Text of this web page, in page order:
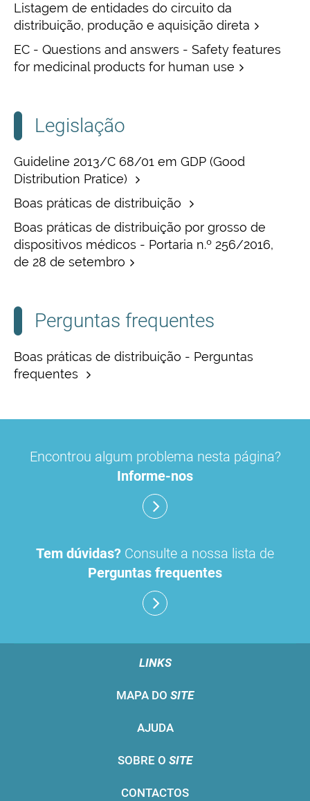
Listagem de entidades do circuito da
distribuição, produção e aquisição direta
EC - Questions and answers - Safety features
for medicinal products for human use
Legislação
Guideline 2013/C 68/01 em GDP (Good
Distribution Pratice)
Boas práticas de distribuição
Boas práticas de distribuição por grosso de
dispositivos médicos - Portaria n.º 256/2016,
de 28 de setembro
Perguntas frequentes
Boas práticas de distribuição - Perguntas
frequentes
Encontrou algum problema nesta página?
Informe-nos
Tem dúvidas? Consulte a nossa lista de
Perguntas frequentes
LINKS
MAPA DO SITE
AJUDA
SOBRE O SITE
CONTACTOS